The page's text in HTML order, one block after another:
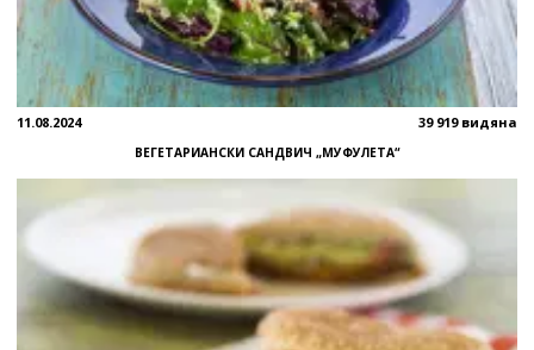
11.08.2024 39 919 видяна
ВЕГЕТАРИАНСКИ САНДВИЧ „МУФУЛЕТА“